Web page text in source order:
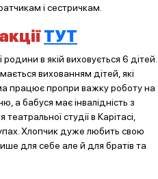
і сестричкам.
акціїТУТ
родини в якій виховується 6 дітей.
вихованням дітей, які
працює пропри важку роботу на
а бабуся має інвалідність з
студії в Карітасі,
Хлопчик дуже любить свою
для себе але й для братів та